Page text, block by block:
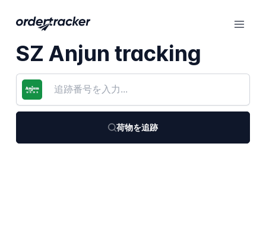
SZ Anjun tracking
荷物を追跡